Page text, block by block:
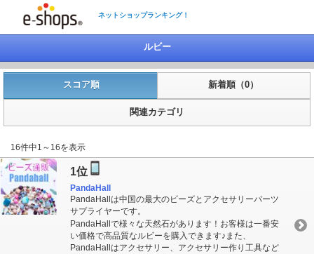
ネットショップランキング！
ルビー
スコア順 新着順（0）
関連カテゴリ
16件中1～16を表示
1位
PandaHall
PandaHallは中国の最大のビーズとアクセサリーパーツ
サプライヤーです。
PandaHallで様々な天然石があります！お客様は一番安
い価格で高品質なルビーを購入できます♪また、
PandaHallはアクセサリー、アクセサリー作り工具など